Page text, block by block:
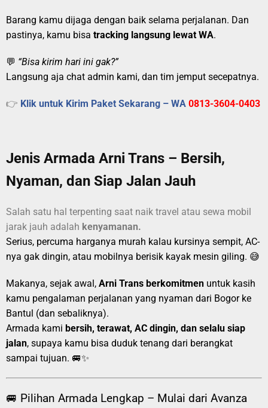
Barang kamu dijaga dengan baik selama perjalanan. Dan
pastinya, kamu bisa tracking langsung lewat WA.
💬 “Bisa kirim hari ini gak?”
Langsung aja chat admin kami, dan tim jemput secepatnya.
👉 Klik untuk Kirim Paket Sekarang – WA 0813-3604-0403
Jenis Armada Arni Trans – Bersih,
Nyaman, dan Siap Jalan Jauh
Salah satu hal terpenting saat naik travel atau sewa mobil
jarak jauh adalah kenyamanan.
Serius, percuma harganya murah kalau kursinya sempit, AC-
nya gak dingin, atau mobilnya berisik kayak mesin giling. 😅
Makanya, sejak awal, Arni Trans berkomitmen untuk kasih
kamu pengalaman perjalanan yang nyaman dari Bogor ke
Bantul (dan sebaliknya).
Armada kami bersih, terawat, AC dingin, dan selalu siap
jalan, supaya kamu bisa duduk tenang dari berangkat
sampai tujuan. 🚐✨
🚐 Pilihan Armada Lengkap – Mulai dari Avanza